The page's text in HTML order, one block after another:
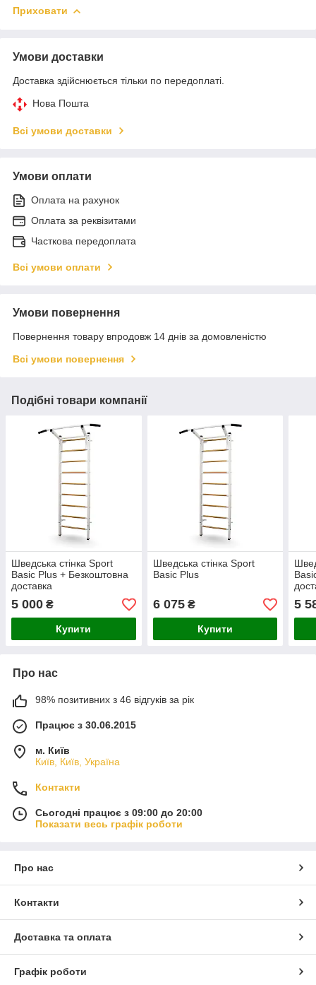
Приховати
Умови доставки
Доставка здійснюється тільки по передоплаті.
Нова Пошта
Всі умови доставки
Умови оплати
Оплата на рахунок
Оплата за реквізитами
Часткова передоплата
Всі умови оплати
Умови повернення
Повернення товару впродовж 14 днів за домовленістю
Всі умови повернення
Подібні товари компанії
Шведська стінка Sport
Basic Plus + Безкоштовна
доставка
5 000 ₴
Купити
Шведська стінка Sport
Basic Plus
6 075₴
Купити
5
Про нас
98% позитивних з 46 відгуків за рік
Працює з 30.06.2015
м. Київ
Київ, Київ, Україна
Контакти
Сьогодні працює з 09:00 до 20:00
Показати весь графік роботи
Про нас
Контакти
Доставка та оплата
Графік роботи